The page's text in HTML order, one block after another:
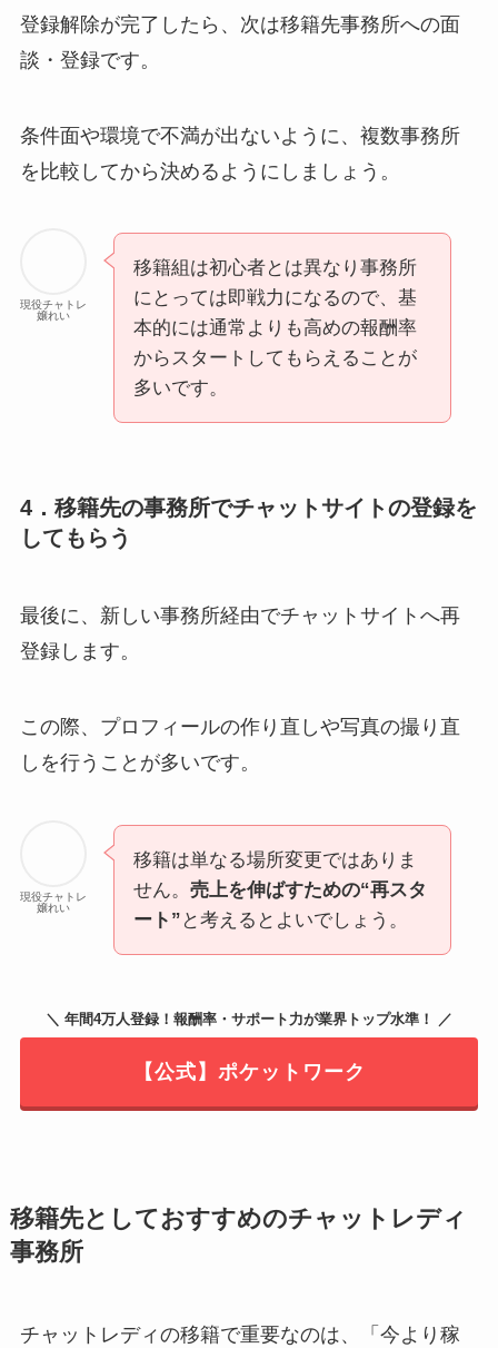
登録解除が完了したら、次は移籍先事務所への面
談・登録です。
条件面や環境で不満が出ないように、複数事務所
を比較してから決めるようにしましょう。
現役チャトレ
嬢れい
移籍組は初心者とは異なり事務所
にとっては即戦力になるので、基
本的には通常よりも高めの報酬率
からスタートしてもらえることが
多いです。
4．移籍先の事務所でチャットサイトの登録を
してもらう
最後に、新しい事務所経由でチャットサイトへ再
登録します。
この際、プロフィールの作り直しや写真の撮り直
しを行うことが多いです。
現役チャトレ
嬢れい
移籍は単なる場所変更ではありま
せん。 売上を伸ばすための“再スタ
ート” と考えるとよいでしょう。
＼ 年間4万人登録！報酬率・サポート力が業界トップ水準！ ／
【公式】ポケットワーク
移籍先としておすすめのチャットレディ
事務所
チャットレディの移籍で重要なのは、「今より稼